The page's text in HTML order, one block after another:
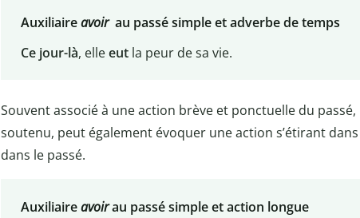
Auxiliaireavoir au passé simple et adverbe de temps
Ce jour-là, elleeutla peur de sa vie.
Souvent associé à une action brève et ponctuelle du
soutenu, peut également évoquer une action s’étirant
dans le passé.
Auxiliaireavoirau passé simple et action longue